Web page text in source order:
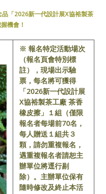
「2026新一代設計展X協裕製茶
機會！
※ 報名特定活動場次
（報名頁會特別標
註），現場出示驗
票，每名將可獲得
「2026新一代設計展
X協裕製茶工廠 茶香
橡皮擦」１組（僅限
報名者每場前70名，
每人贈送１組共３
顆，請勿重複報名，
遇重複報名者請恕主
辦單位將逕行剔
除）。主辦單位保有
隨時修改及終止本活